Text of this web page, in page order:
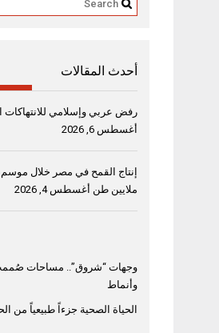
أحدث المقالات
رفض عربي وإسلامي للانتهاكات
أغسطس 6, 2026
ملايين طن أغسطس 4, 2026
وجهات “شروق”.. مساحات
وأنماط
الحياة الصحية جزءاً طبيعياً من